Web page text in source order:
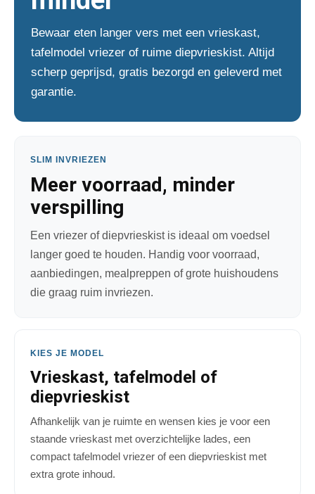
Bewaar eten langer vers met een vrieskast,
tafelmodel vriezer of ruime diepvrieskist. Altijd
scherp geprijsd, gratis bezorgd en geleverd met
garantie.
SLIM INVRIEZEN
Meer voorraad, minder
verspilling
Een vriezer of diepvrieskist is ideaal om voedsel
langer goed te houden. Handig voor voorraad,
aanbiedingen, mealpreppen of grote huishoudens
die graag ruim invriezen.
KIES JE MODEL
Vrieskast, tafelmodel of
diepvrieskist
Afhankelijk van je ruimte en wensen kies je voor een
staande vrieskast met overzichtelijke lades, een
compact tafelmodel vriezer of een diepvrieskist met
extra grote inhoud.